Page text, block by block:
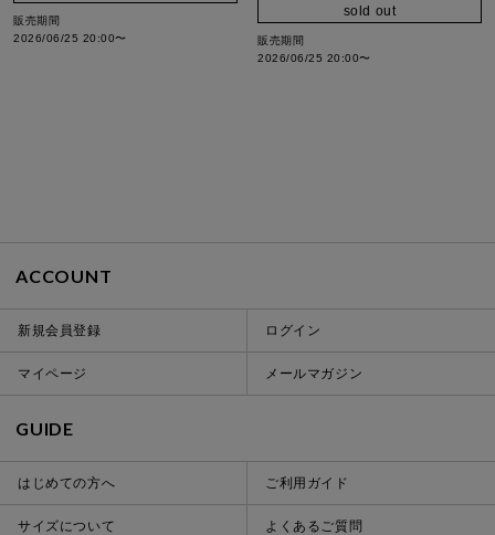
販売期間
2026/06/25 20:00〜
sold out
販売期間
2026/06/25 20:00〜
ACCOUNT
新規会員登録 ログイン
マイページ メールマガジン
GUIDE
はじめての方へ ご利用ガイド
サイズについて よくあるご質問